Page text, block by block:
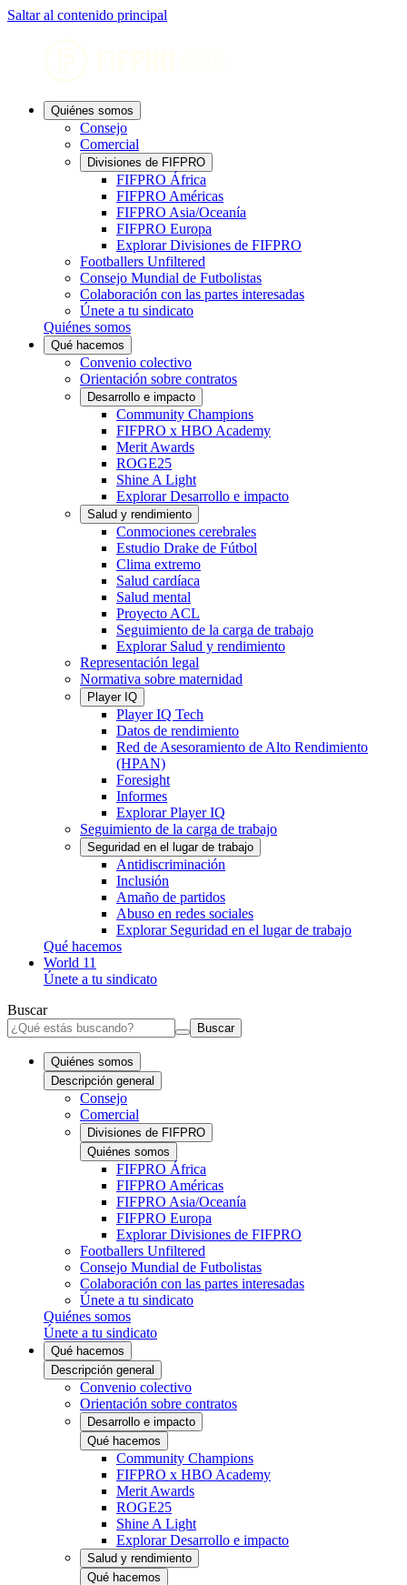
Saltar al contenido principal
Quiénes somos
Consejo
Comercial
Divisiones de FIFPRO
FIFPRO África
FIFPRO Américas
FIFPRO Asia/Oceanía
FIFPRO Europa
Explorar Divisiones de FIFPRO
Footballers Unfiltered
Consejo Mundial de Futbolistas
Colaboración con las partes interesadas
Únete a tu sindicato
Quiénes somos
Qué hacemos
Convenio colectivo
Orientación sobre contratos
Desarrollo e impacto
Community Champions
FIFPRO x HBO Academy
Merit Awards
ROGE25
Shine A Light
Explorar Desarrollo e impacto
Salud y rendimiento
Conmociones cerebrales
Estudio Drake de Fútbol
Clima extremo
Salud cardíaca
Salud mental
Proyecto ACL
Seguimiento de la carga de trabajo
Explorar Salud y rendimiento
Representación legal
Normativa sobre maternidad
Player IQ
Player IQ Tech
Datos de rendimiento
Red de Asesoramiento de Alto Rendimiento
(HPAN)
Foresight
Informes
Explorar Player IQ
Seguimiento de la carga de trabajo
Seguridad en el lugar de trabajo
Antidiscriminación
Inclusión
Amaño de partidos
Abuso en redes sociales
Explorar Seguridad en el lugar de trabajo
Qué hacemos
World 11
Únete a tu sindicato
Buscar
Buscar
Quiénes somos
Descripción general
Consejo
Comercial
Divisiones de FIFPRO
Quiénes somos
FIFPRO África
FIFPRO Américas
FIFPRO Asia/Oceanía
FIFPRO Europa
Explorar Divisiones de FIFPRO
Footballers Unfiltered
Consejo Mundial de Futbolistas
Colaboración con las partes interesadas
Únete a tu sindicato
Quiénes somos
Únete a tu sindicato
Qué hacemos
Descripción general
Convenio colectivo
Orientación sobre contratos
Desarrollo e impacto
Qué hacemos
Community Champions
FIFPRO x HBO Academy
Merit Awards
ROGE25
Shine A Light
Explorar Desarrollo e impacto
Salud y rendimiento
Qué hacemos